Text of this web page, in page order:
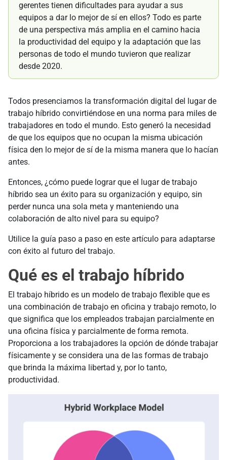
gerentes tienen dificultades para ayudar a sus
equipos a dar lo mejor de sí en ellos? Todo es parte
de una perspectiva más amplia en el camino hacia
la productividad del equipo y la adaptación que las
personas de todo el mundo tuvieron que realizar
desde 2020.
Todos presenciamos la transformación digital del lugar de
trabajo híbrido convirtiéndose en una norma para miles de
trabajadores en todo el mundo. Esto generó la necesidad
de que los equipos que no ocupan la misma ubicación
física den lo mejor de sí de la misma manera que lo hacían
antes.
Entonces, ¿cómo puede lograr que el lugar de trabajo
híbrido sea un éxito para su organización y equipo, sin
perder nunca una sola meta y manteniendo una
colaboración de alto nivel para su equipo?
Utilice la guía paso a paso en este artículo para adaptarse
con éxito al futuro del trabajo.
Qué es el trabajo híbrido
El trabajo híbrido es un modelo de trabajo flexible que es
una combinación de trabajo en oficina y trabajo remoto, lo
que significa que los empleados trabajan parcialmente en
una oficina física y parcialmente de forma remota.
Proporciona a los trabajadores la opción de dónde trabajar
físicamente y se considera una de las formas de trabajo
que brinda la máxima libertad y, por lo tanto,
productividad.